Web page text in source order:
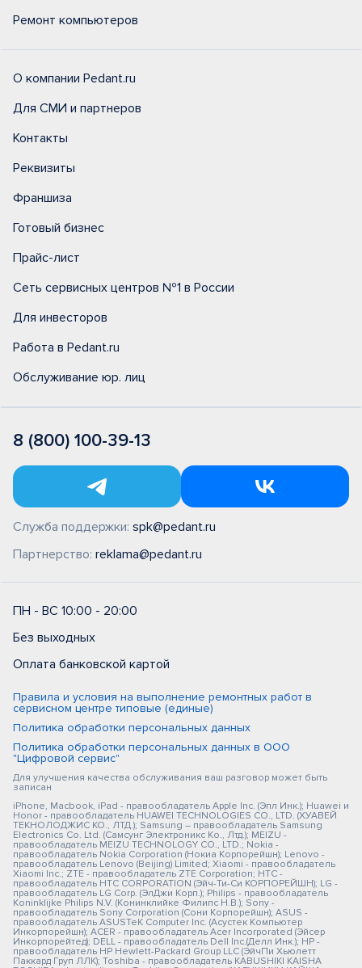
Ремонт компьютеров
О компании Pedant.ru
Для СМИ и партнеров
Контакты
Реквизиты
Франшиза
Готовый бизнес
Прайс-лист
Сеть сервисных центров №1 в России
Для инвесторов
Работа в Pedant.ru
Обслуживание юр. лиц
8 (800) 100-39-13
Служба поддержки: spk@pedant.ru
Партнерство: reklama@pedant.ru
ПН - ВС 10:00 - 20:00
Без выходных
Оплата банковской картой
Правила и условия на выполнение ремонтных работ в
сервисном центре типовые (единые)
Политика обработки персональных данных
Политика обработки персональных данных в ООО
"Цифровой сервис"
Для улучшения качества обслуживания ваш разговор может быть
записан
iPhone, Macbook, iPad - правообладатель Apple Inc. (Эпл Инк.); Huawei и
Honor - правообладатель HUAWEI TECHNOLOGIES CO., LTD. (ХУАВЕЙ
ТЕКНОЛОДЖИС КО., ЛТД.); Samsung – правообладатель Samsung
Electronics Co. Ltd. (Самсунг Электроникс Ко., Лтд.); MEIZU -
правообладатель MEIZU TECHNOLOGY CO., LTD.; Nokia -
правообладатель Nokia Corporation (Нокиа Корпорейшн); Lenovo -
правообладатель Lenovo (Beijing) Limited; Xiaomi - правообладатель
Xiaomi Inc.; ZTE - правообладатель ZTE Corporation; HTC -
правообладатель HTC CORPORATION (Эйч-Ти-Си КОРПОРЕЙШН); LG -
правообладатель LG Corp. (ЭлДжи Корп.); Philips - правообладатель
Koninklijke Philips N.V. (Конинклийке Филипс Н.В.); Sony -
правообладатель Sony Corporation (Сони Корпорейшн); ASUS -
правообладатель ASUSTeK Computer Inc. (Асустек Компьютер
Инкорпорейшн); ACER - правообладатель Acer Incorporated (Эйсер
Инкорпорейтед); DELL - правообладатель Dell Inc.(Делл Инк.); HP -
правообладатель HP Hewlett-Packard Group LLC (ЭйчПи Хьюлетт
Паккард Груп ЛЛК); Toshiba - правообладатель KABUSHIKI KAISHA